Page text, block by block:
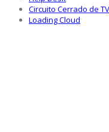
Circuito Cerrado de TV
Loading Cloud